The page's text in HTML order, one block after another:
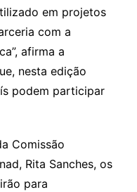
em projetos
com a
afirma a
nesta edição
podem participar
Comissão
Rita Sanches, os
para